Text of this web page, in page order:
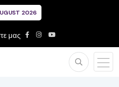
2026
μας